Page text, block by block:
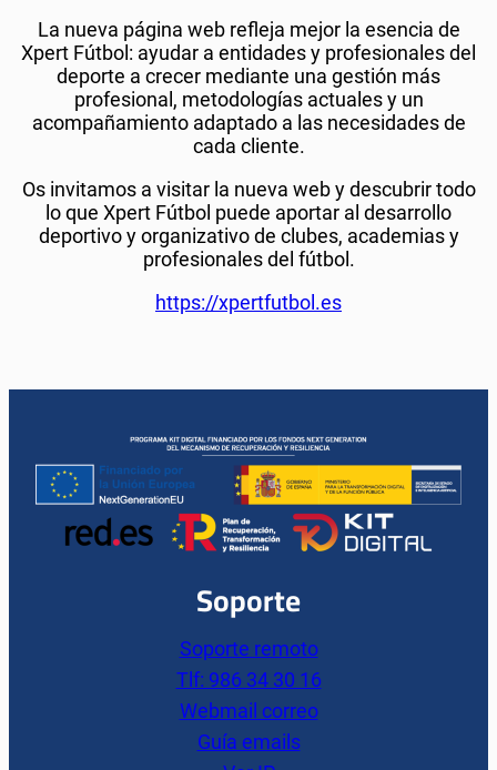
La nueva página web refleja mejor la esencia de
Xpert Fútbol: ayudar a entidades y profesionales del
deporte a crecer mediante una gestión más
profesional, metodologías actuales y un
acompañamiento adaptado a las necesidades de
cada cliente.
Os invitamos a visitar la nueva web y descubrir todo
lo que Xpert Fútbol puede aportar al desarrollo
deportivo y organizativo de clubes, academias y
profesionales del fútbol.
https://xpertfutbol.es
Soporte
Soporte remoto
Tlf: 986 34 30 16
Webmail correo
Guía emails